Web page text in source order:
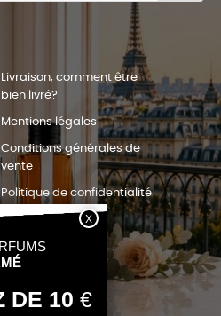
Livraison, comment être
bien livré?
Mentions légales
Conditions générales de
vente
Politique de confidentialité
Plan du site